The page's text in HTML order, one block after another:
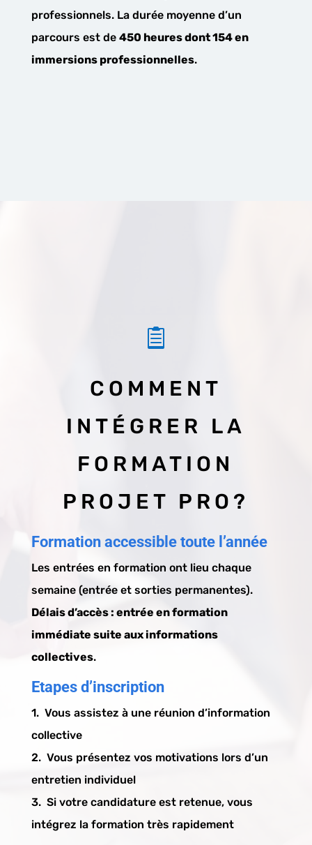
professionnels. La durée moyenne d’un
parcours est de 450 heures dont 154 en
immersions professionnelles.

COMMENT
INTÉGRER LA
FORMATION
PROJET PRO?
Formation accessible toute l’année
Les entrées en formation ont lieu chaque
semaine (entrée et sorties permanentes).
Délais d’accès : entrée en formation
immédiate suite aux informations
collectives.
Etapes d’inscription
1. Vous assistez à une réunion d’information
collective
2. Vous présentez vos motivations lors d’un
entretien individuel
3. Si votre candidature est retenue, vous
intégrez la formation très rapidement